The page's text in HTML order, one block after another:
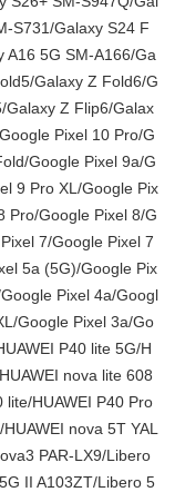
S731/Galaxy S24 F
A16 5G SM-A166/Ga
Galaxy Z Fold6/G
Galaxy Z Flip6/Galax
Pixel 10 Pro/G
Google Pixel 9a/G
9 Pro XL/Google Pix
Pro/Google Pixel 8/G
7/Google Pixel 7
5a (5G)/Google Pix
Pixel 4a/Googl
Google Pixel 3a/Go
P40 lite 5G/H
nova lite 608
lite/HUAWEI P40 Pro
nova 5T YAL
PAR-LX9/Libero
II A103ZT/Libero 5